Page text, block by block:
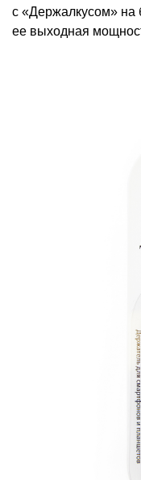
с «Держалкусом» на
ее выходная